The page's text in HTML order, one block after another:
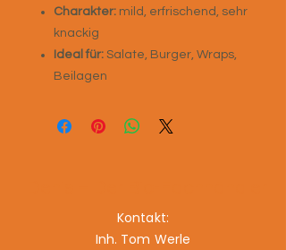
Charakter: mild, erfrischend, sehr
knackig
Ideal für: Salate, Burger, Wraps,
Beilagen
Kontakt:
Inh. Tom Werle